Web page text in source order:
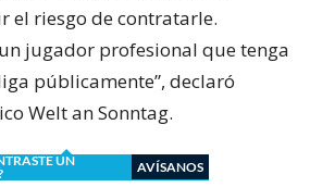
el riesgo de contratarle.
jugador profesional que tenga
públicamente”, declaró
Welt an Sonntag.
UN
AVÍSANOS